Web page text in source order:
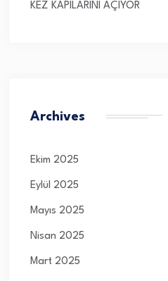
KEZ KAPILARINI AÇIYOR
Archives
Ekim 2025
Eylül 2025
Mayıs 2025
Nisan 2025
Mart 2025